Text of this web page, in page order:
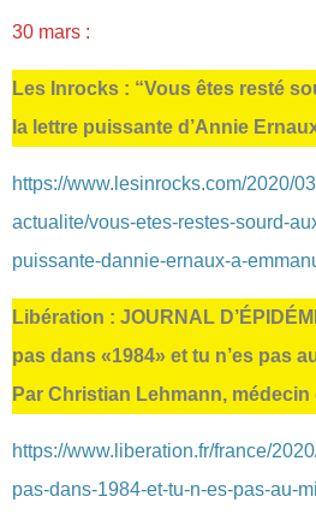
30 mars :
Les Inrocks : “Vous êtes resté
la lettre puissante d’Annie
https://www.lesinrocks.com/2020/
actualite/vous-etes-restes-sourd-
puissante-dannie-ernaux-a-
Libération : JOURNAL
pas dans «1984» et tu n’es pas
Par Christian Lehmann, médecin
https://www.liberation.fr/france/
pas-dans-1984-et-tu-n-es-pas-au-